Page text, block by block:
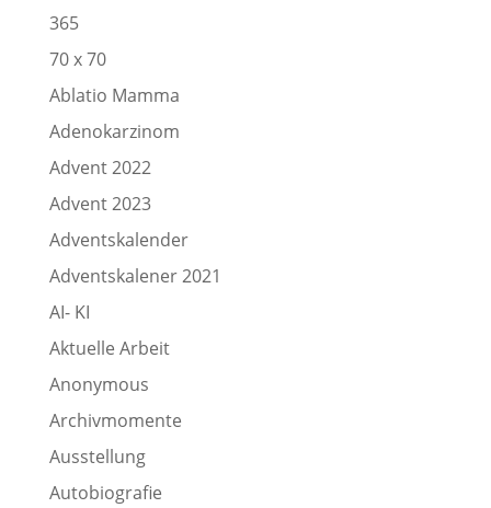
365
70 x 70
Ablatio Mamma
Adenokarzinom
Advent 2022
Advent 2023
Adventskalender
Adventskalener 2021
AI- KI
Aktuelle Arbeit
Anonymous
Archivmomente
Ausstellung
Autobiografie